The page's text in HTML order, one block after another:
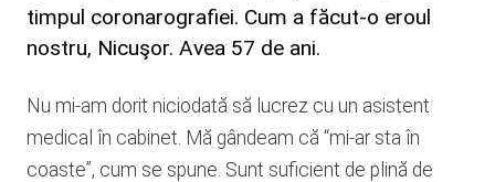
timpul coronarografiei. Cum a făcut-o eroul
nostru, Nicuşor. Avea 57 de ani.
Nu mi-am dorit niciodată să lucrez cu un asistent
medical în cabinet. Mă gândeam că “mi-ar sta în
coaste”, cum se spune. Sunt suficient de plină de